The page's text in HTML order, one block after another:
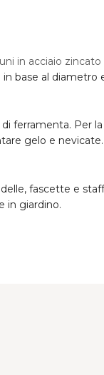
in acciaio zincato
base al diametro
ferramenta. Per
gelo e nevicate.
fascette e
in giardino.